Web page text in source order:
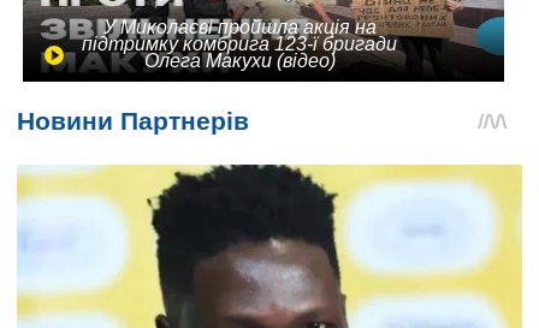
У Миколаєві пройшла акція на
підтримку комбрига 123-ї бригади
Олега Макухи (відео)